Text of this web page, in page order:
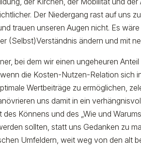
Der Niedergang rast auf uns
trauen unseren Augen nicht. Es
(Selbst)Verständnis ändern und mit
bei dem wir einen ungeheuren
die Kosten-Nutzen-Relation sich
Wertbeiträge zu ermöglichen,
uns damit in ein
Könnens und des „Wie und
sollten, statt uns Gedanken zu
Umfeldern, weit weg von den alt